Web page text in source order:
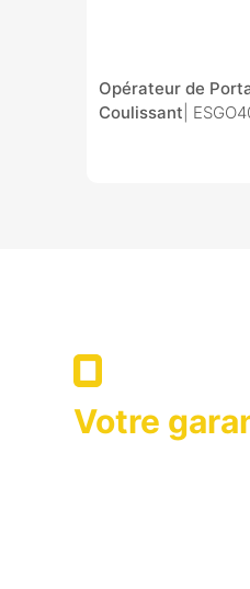
Opérateur de
Coulissant |
Votre